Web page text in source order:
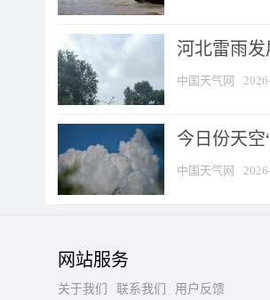
河北雷雨
中国天气网
今日份天
中国天气网
网站服务
关于我们 联系我们
用户反馈